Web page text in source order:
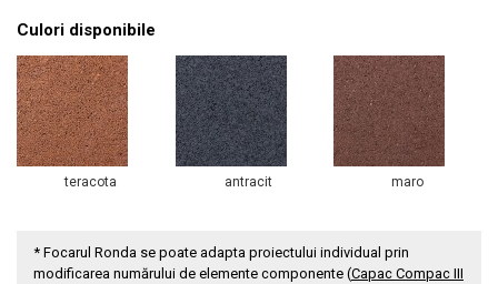
Culori disponibile
teracota antracit maro
* Focarul Ronda se poate adapta proiectului individual prin
modificarea numărului de elemente componente (Capac Compac III